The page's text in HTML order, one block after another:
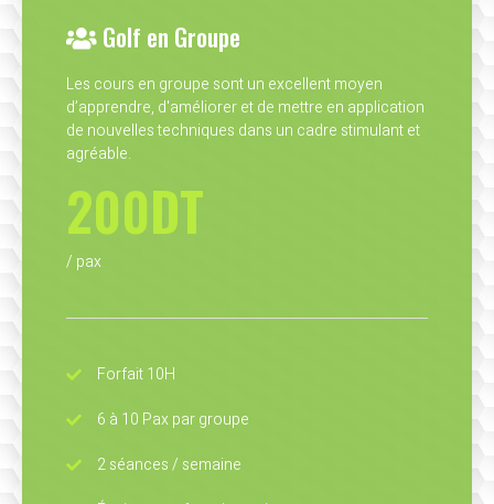
Golf en Groupe
Les cours en groupe sont un excellent moyen
d’apprendre, d'améliorer et de mettre en application
de nouvelles techniques dans un cadre stimulant et
agréable.
200DT
/ pax
Forfait 10H
6 à 10 Pax par groupe
2 séances / semaine